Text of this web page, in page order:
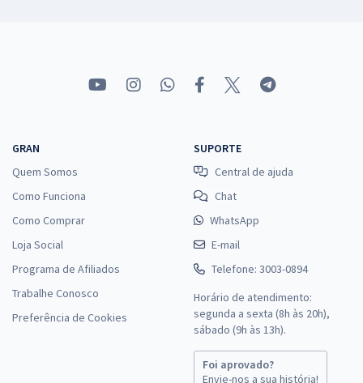
GRAN
Quem Somos
Como Funciona
Como Comprar
Loja Social
Programa de Afiliados
Trabalhe Conosco
Preferência de Cookies
SUPORTE
Central de ajuda
Chat
WhatsApp
E-mail
Telefone: 3003-0894
Horário de atendimento:
segunda a sexta (8h às 20h),
sábado (9h às 13h).
Foi aprovado?
Envie-nos a sua história!